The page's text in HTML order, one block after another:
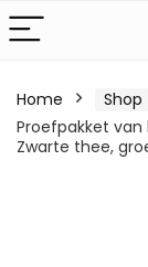
Home Shop
Proefpakket van
Zwarte thee,